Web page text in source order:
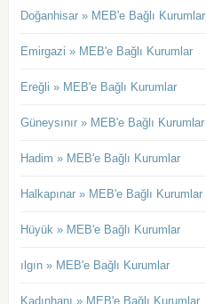
Doğanhisar » MEB'e Bağlı Kurumlar
Emirgazi » MEB'e Bağlı Kurumlar
Ereğli » MEB'e Bağlı Kurumlar
Güneysınır » MEB'e Bağlı Kurumlar
Hadim » MEB'e Bağlı Kurumlar
Halkapınar » MEB'e Bağlı Kurumlar
Hüyük » MEB'e Bağlı Kurumlar
ılgın » MEB'e Bağlı Kurumlar
Kadınhanı » MEB'e Bağlı Kurumlar